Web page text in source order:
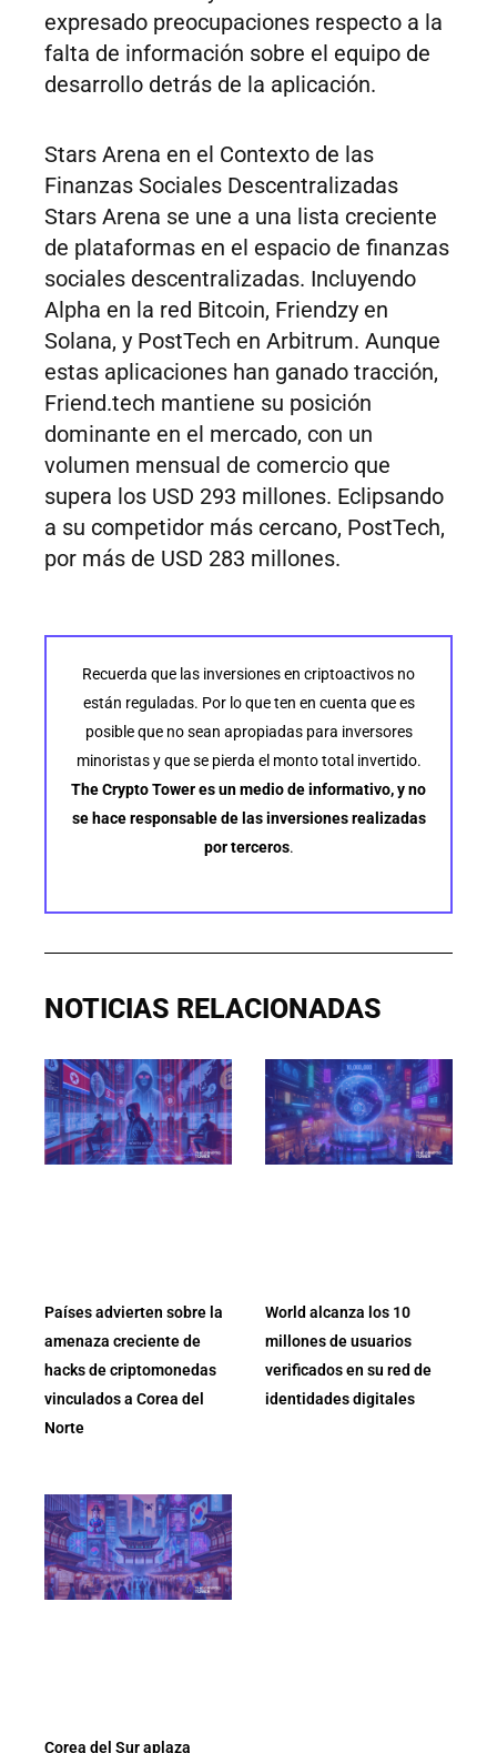
expresado preocupaciones respecto a la
falta de información sobre el equipo de
desarrollo detrás de la aplicación.
Stars Arena en el Contexto de las
Finanzas Sociales Descentralizadas
Stars Arena se une a una lista creciente
de plataformas en el espacio de finanzas
sociales descentralizadas. Incluyendo
Alpha en la red Bitcoin, Friendzy en
Solana, y PostTech en Arbitrum. Aunque
estas aplicaciones han ganado tracción,
Friend.tech mantiene su posición
dominante en el mercado, con un
volumen mensual de comercio que
supera los USD 293 millones. Eclipsando
a su competidor más cercano, PostTech,
por más de USD 283 millones.
Recuerda que las inversiones en criptoactivos no
están reguladas. Por lo que ten en cuenta que es
posible que no sean apropiadas para inversores
minoristas y que se pierda el monto total invertido.
The Crypto Tower es un medio de informativo, y no
se hace responsable de las inversiones realizadas
por terceros.
NOTICIAS RELACIONADAS
Países advierten sobre la
amenaza creciente de
hacks de criptomonedas
vinculados a Corea del
Norte
World alcanza los 10
millones de usuarios
verificados en su red de
identidades digitales
Corea del Sur aplaza